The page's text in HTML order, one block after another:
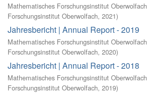
Mathematisches Forschungsinstitut Oberwolfach
Forschungsinstitut Oberwolfach, 2021)
Jahresbericht | Annual Report - 2019
Mathematisches Forschungsinstitut Oberwolfach
Forschungsinstitut Oberwolfach, 2020)
Jahresbericht | Annual Report - 2018
Mathematisches Forschungsinstitut Oberwolfach
Forschungsinstitut Oberwolfach, 2019)